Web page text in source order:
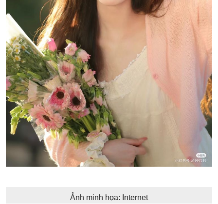
Ảnh minh họa: Internet